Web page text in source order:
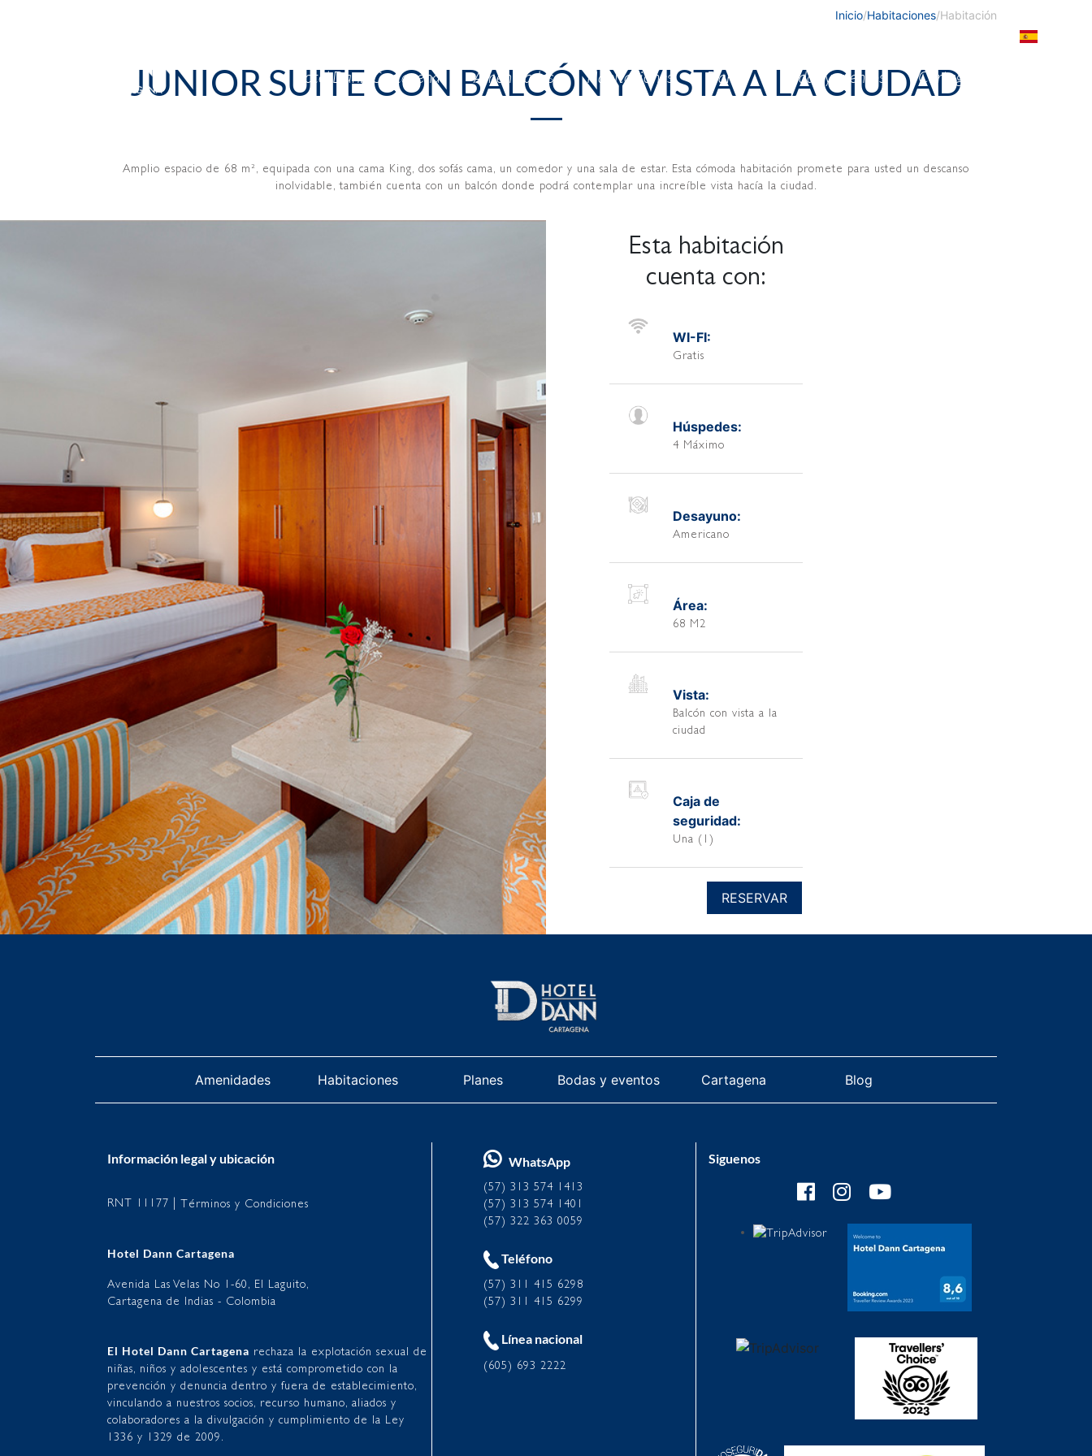
Hotel Dann Cartagena Amenidades Habitaciones Planes Bodas y eventos Cartagena
Inicio/Habitaciones/Habitación
JUNIOR SUITE CON BALCÓN Y VISTA A LA CIUDAD
Amplio espacio de 68 m², equipada con una cama King, dos sofás cama, un comedor y una sala de estar. Esta cómoda habitación promete para usted un descanso
inolvidable, también cuenta con un balcón donde podrá contemplar una increíble vista hacía la ciudad.
Esta habitación
cuenta con:
WI-FI:
Gratis
Húspedes:
4 Máximo
Desayuno:
Americano
Área:
68 M2
Vista:
Balcón con vista a la
ciudad
Caja de
seguridad:
Una (1)
RESERVAR
Amenidades Habitaciones Planes Bodas y eventos Cartagena Blog
Información legal y ubicación
RNT 11177 | Términos y Condiciones
Hotel Dann Cartagena
Avenida Las Velas No 1-60, El Laguito,
Cartagena de Indias - Colombia
El Hotel Dann Cartagena rechaza la explotación sexual de
niñas, niños y adolescentes y está comprometido con la
prevención y denuncia dentro y fuera de establecimiento,
vinculando a nuestros socios, recurso humano, aliados y
colaboradores a la divulgación y cumplimiento de la Ley
1336 y 1329 de 2009.
WhatsApp
(57) 313 574 1413
(57) 313 574 1401
(57) 322 363 0059
Teléfono
(57) 311 415 6298
(57) 311 415 6299
Línea nacional
(605) 693 2222
Siguenos